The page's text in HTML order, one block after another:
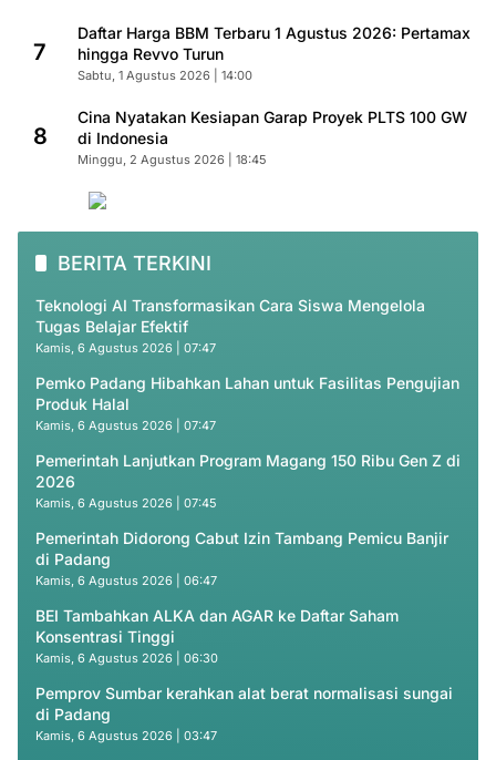
7
Daftar Harga BBM Terbaru 1 Agustus 2026: Pertamax
hingga Revvo Turun
Sabtu, 1 Agustus 2026 | 14:00
8
Cina Nyatakan Kesiapan Garap Proyek PLTS 100 GW
di Indonesia
Minggu, 2 Agustus 2026 | 18:45
BERITA TERKINI
Teknologi AI Transformasikan Cara Siswa Mengelola
Tugas Belajar Efektif
Kamis, 6 Agustus 2026 | 07:47
Pemko Padang Hibahkan Lahan untuk Fasilitas Pengujian
Produk Halal
Kamis, 6 Agustus 2026 | 07:47
Pemerintah Lanjutkan Program Magang 150 Ribu Gen Z di
2026
Kamis, 6 Agustus 2026 | 07:45
Pemerintah Didorong Cabut Izin Tambang Pemicu Banjir
di Padang
Kamis, 6 Agustus 2026 | 06:47
BEI Tambahkan ALKA dan AGAR ke Daftar Saham
Konsentrasi Tinggi
Kamis, 6 Agustus 2026 | 06:30
Pemprov Sumbar kerahkan alat berat normalisasi sungai
di Padang
Kamis, 6 Agustus 2026 | 03:47